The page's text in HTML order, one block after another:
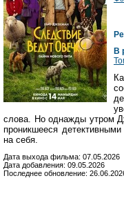
В
слова. Но однажды утром
проникшееся
на себя.
Дата выхода фильма: 07.05.2026
Дата добавления: 09.05.2026
Последнее обновление: